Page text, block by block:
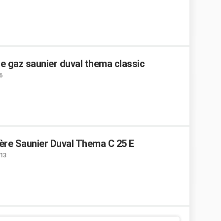
gaz saunier duval thema classic
Saunier Duval Thema C 25 E